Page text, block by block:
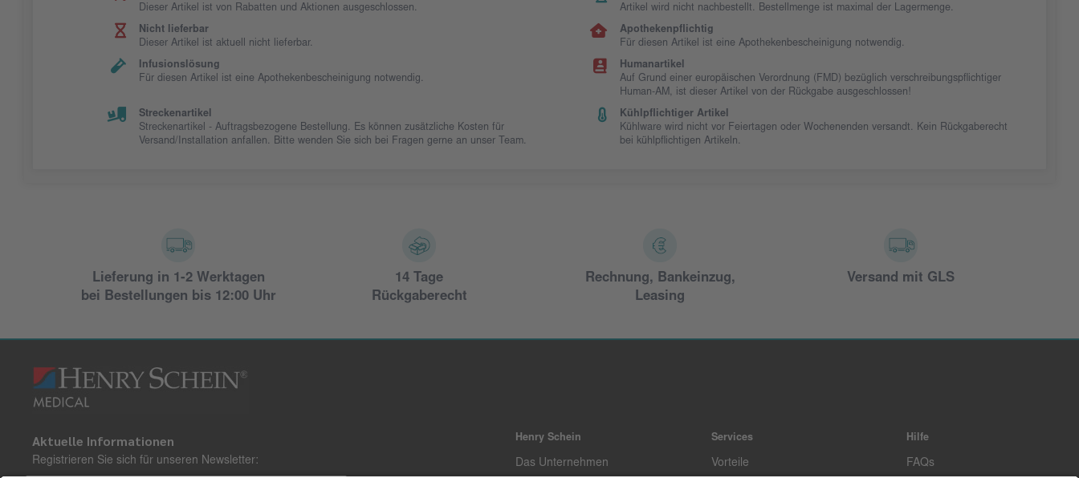
Dieser Artikel ist von Rabatten und Aktionen ausgeschlossen.
Artikel wird nicht nachbestellt. Bestellmenge ist maximal der Lagermenge.
Nicht lieferbar
Dieser Artikel ist aktuell nicht lieferbar.
Apothekenpflichtig
Für diesen Artikel ist eine Apothekenbescheinigung notwendig.
Infusionslösung
Für diesen Artikel ist eine Apothekenbescheinigung notwendig.
Humanartikel
Auf Grund einer europäischen Verordnung (FMD) bezüglich verschreibungspflichtiger
Human-AM, ist dieser Artikel von der Rückgabe ausgeschlossen!
Streckenartikel
Streckenartikel - Auftragsbezogene Bestellung. Es können zusätzliche Kosten für
Versand/Installation anfallen. Bitte wenden Sie sich bei Fragen gerne an unser Team.
Kühlpflichtiger Artikel
Kühlware wird nicht vor Feiertagen oder Wochenenden versandt. Kein Rückgaberecht
bei kühlpflichtigen Artikeln.
Lieferung in 1-2 Werktagen
bei Bestellungen bis 12:00 Uhr
14 Tage
Rückgaberecht
Rechnung, Bankeinzug,
Leasing
Versand mit GLS
Aktuelle Informationen
Registrieren Sie sich für unseren Newsletter:
Henry Schein
Das Unternehmen
Services
Vorteile
Hilfe
FAQs